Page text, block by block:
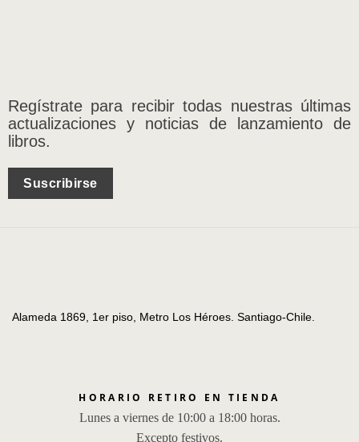
Regístrate para recibir todas nuestras últimas
actualizaciones y noticias de lanzamiento de
libros.
Suscribirse
Alameda 1869, 1er piso, Metro Los Héroes. Santiago-Chile.
HORARIO RETIRO EN TIENDA
Lunes a viernes de 10:00 a 18:00 horas.
Excepto festivos.